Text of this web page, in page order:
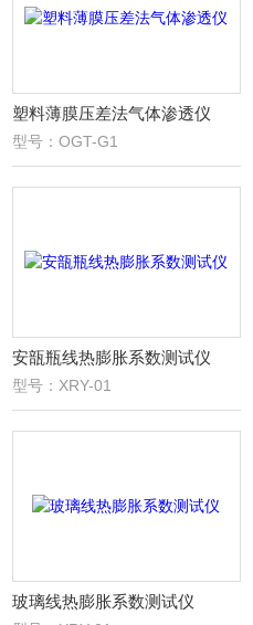
塑料薄膜压差法气体渗透仪
型号：OGT-G1
安瓿瓶线热膨胀系数测试仪
型号：XRY-01
玻璃线热膨胀系数测试仪